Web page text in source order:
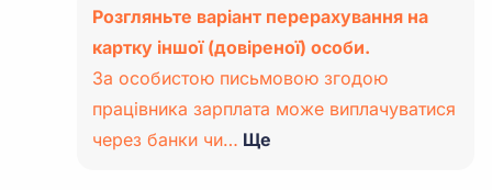
Розгляньте варіант перерахування на
картку іншої (довіреної) особи.
За особистою письмовою згодою
працівника зарплата може виплачуватися
через банки чи… Ще